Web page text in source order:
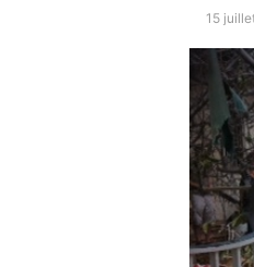
15